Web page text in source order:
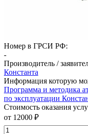
Номер в ГРСИ РФ:
-
Производитель /
Константа
Информация которую
Программа и методика
по эксплуатации
Стоимость оказания
от 12000 ₽